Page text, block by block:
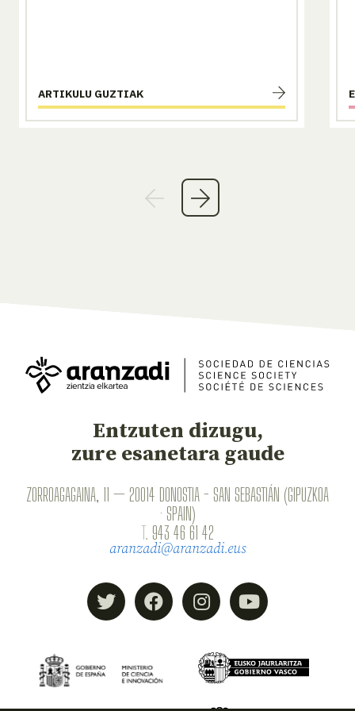
ARTIKULU GUZTIAK
Entzuten dizugu,
zure esanetara gaude
ZORROAGAGAINA, 11 — 20014 DONOSTIA - SAN SEBASTIÁN (GIPUZKOA
· SPAIN)
T. 943 46 61 42
aranzadi@aranzadi.eus